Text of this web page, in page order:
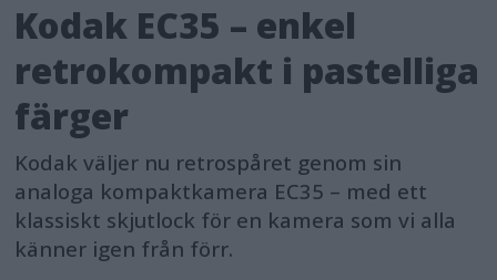
Kodak EC35 – enkel
retrokompakt i pastelliga
färger
Kodak väljer nu retrospåret genom sin
analoga kompaktkamera EC35 – med ett
klassiskt skjutlock för en kamera som vi alla
känner igen från förr.